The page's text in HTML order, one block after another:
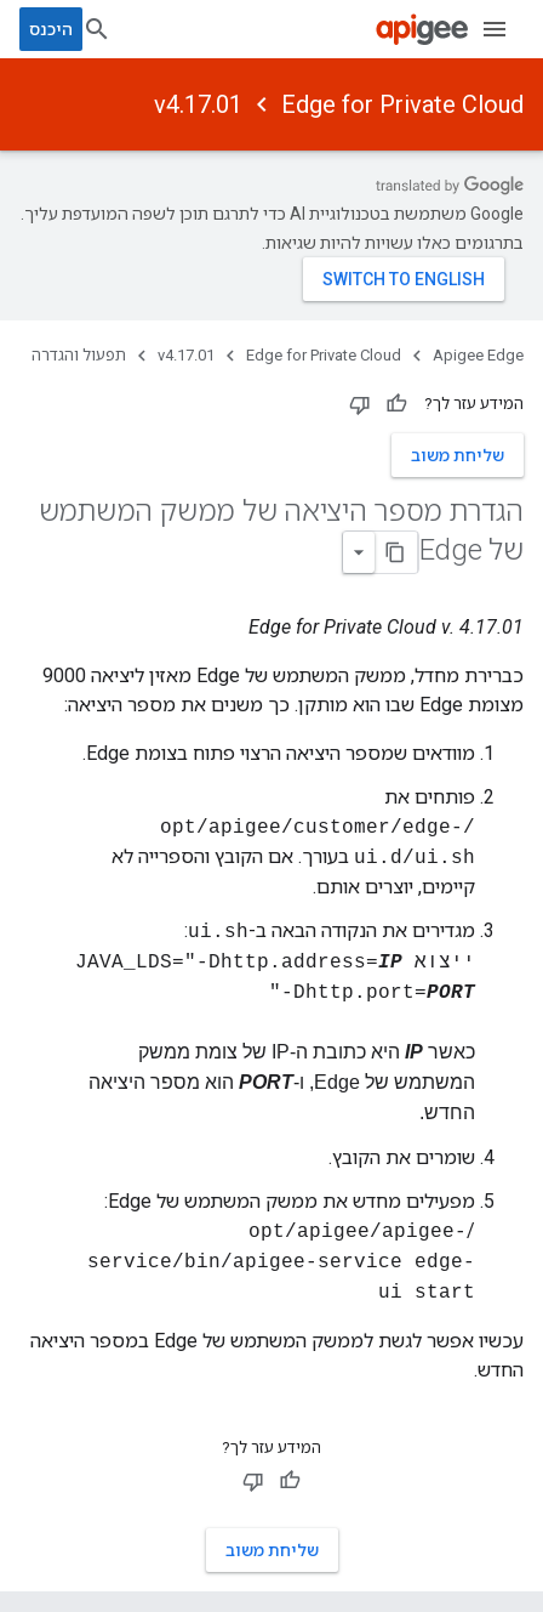
היכנס
Edge for Private Cloud
v4.17.01
‫Google משתמשת בטכנולוגיית AI כדי לתרגם תוכן לשפה המועדפת עליך.
בתרגומים כאלו עשויות להיות שגיאות.
Apigee Edge
Edge for Private Cloud
v4.17.01 תפעול והגדרה
המידע עזר לך?
שליחת משוב
הגדרת מספר היציאה של ממשק המשתמש
של Edge
Edge for Private Cloud v. 4.17.01
כברירת מחדל, ממשק המשתמש של Edge מאזין ליציאה 9000
מצומת Edge שבו הוא מותקן. כך משנים את מספר היציאה:
מוודאים שמספר היציאה הרצוי פתוח בצומת Edge.
פותחים את
/opt/apigee/customer/edge-
ui.d/ui.sh בעורך. אם הקובץ והספרייה לא
קיימים, יוצרים אותם.
מגדירים את הנקודה הבאה ב-ui.sh
:
ייצוא JAVA_LDS="-Dhttp.address= IP
-Dhttp.port=PORT
"
כאשר IP
היא כתובת ה-IP של צומת ממשק
המשתמש של Edge, ו-
PORT הוא מספר היציאה
החדש.
שומרים את הקובץ.
מפעילים מחדש את ממשק המשתמש של Edge:
/
opt/apigee/apigee-
service/bin/apigee-service edge-
ui start
עכשיו אפשר לגשת לממשק המשתמש של Edge במספר היציאה
החדש.
המידע עזר לך?
שליחת משוב